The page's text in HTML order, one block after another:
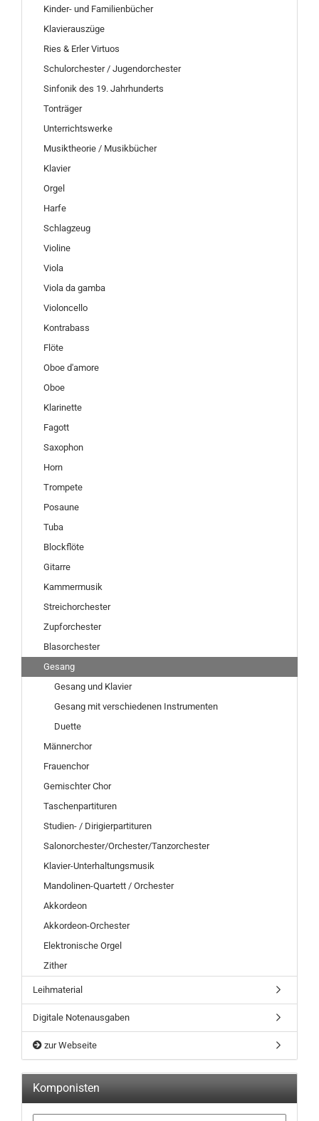
Kinder- und Familienbücher
Klavierauszüge
Ries & Erler Virtuos
Schulorchester / Jugendorchester
Sinfonik des 19. Jahrhunderts
Tonträger
Unterrichtswerke
Musiktheorie / Musikbücher
Klavier
Orgel
Harfe
Schlagzeug
Violine
Viola
Viola da gamba
Violoncello
Kontrabass
Flöte
Oboe d'amore
Oboe
Klarinette
Fagott
Saxophon
Horn
Trompete
Posaune
Tuba
Blockflöte
Gitarre
Kammermusik
Streichorchester
Zupforchester
Blasorchester
Gesang
Gesang und Klavier
Gesang mit verschiedenen Instrumenten
Duette
Männerchor
Frauenchor
Gemischter Chor
Taschenpartituren
Studien- / Dirigierpartituren
Salonorchester/Orchester/Tanzorchester
Klavier-Unterhaltungsmusik
Mandolinen-Quartett / Orchester
Akkordeon
Akkordeon-Orchester
Elektronische Orgel
Zither
Leihmaterial
Digitale Notenausgaben
zur Webseite
Komponisten